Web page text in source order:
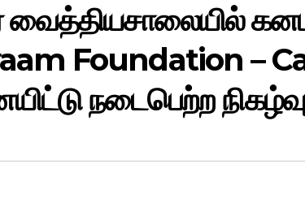
Foundation –
நடைபெற்ற நிகழ்வு